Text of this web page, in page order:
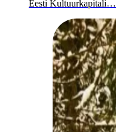
Eesti Kultuurkapitali…